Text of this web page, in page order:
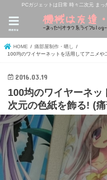
PCガジェットは日常 時々二次元 まっ
menu
HOME
痛部屋制作・晒し
100均のワイヤーネットを活用してアニメや
2016.03.19
100均のワイヤーネッ
次元の色紙を飾る! (